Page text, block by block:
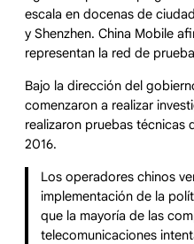
escala en docenas de
y Shenzhen. China Mobile
representan la red de
Bajo la dirección del
comenzaron a realizar
realizaron pruebas técnicas
2016.
Los operadores chinos
implementación de la
que la mayoría de las
telecomunicaciones